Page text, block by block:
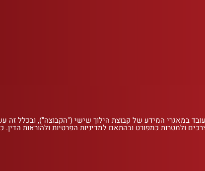
במאגרי המידע של קבוצת הילוך שישי ("הקבוצה"), ובכלל
ולמטרות כמפורט ובהתאם למדיניות הפרטיות ולהוראות